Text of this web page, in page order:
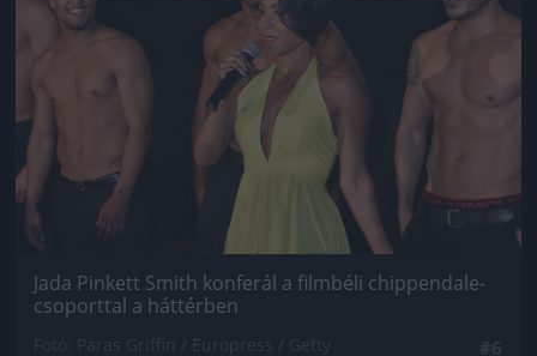
Jada Pinkett Smith konferál a filmbéli chippendale-
csoporttal a háttérben